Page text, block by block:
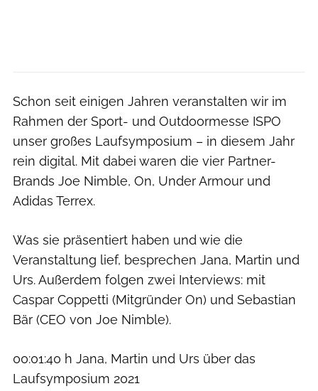
Schon seit einigen Jahren veranstalten wir im
Rahmen der Sport- und Outdoormesse ISPO
unser großes Laufsymposium – in diesem Jahr
rein digital. Mit dabei waren die vier Partner-
Brands Joe Nimble, On, Under Armour und
Adidas Terrex.
Was sie präsentiert haben und wie die
Veranstaltung lief, besprechen Jana, Martin und
Urs. Außerdem folgen zwei Interviews: mit
Caspar Coppetti (Mitgründer On) und Sebastian
Bär (CEO von Joe Nimble).
00:01:40 h Jana, Martin und Urs über das
Laufsymposium 2021